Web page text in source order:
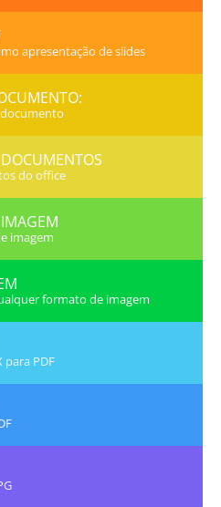
apresentação de slides
do office
imagem
formato de imagem
para PDF